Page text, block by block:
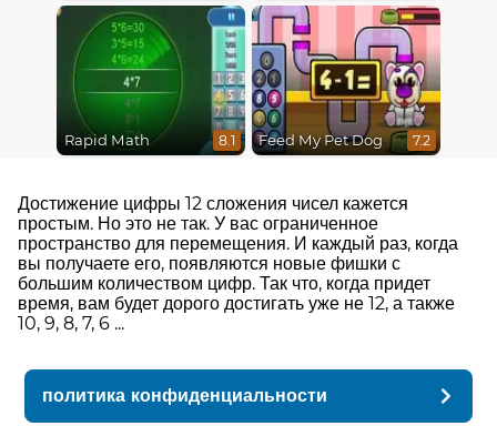
Rapid Math 8.1 Feed My Pet Dog 7.2
Достижение цифры 12 сложения чисел кажется
простым. Но это не так. У вас ограниченное
пространство для перемещения. И каждый раз, когда
вы получаете его, появляются новые фишки с
большим количеством цифр. Так что, когда придет
время, вам будет дорого достигать уже не 12, а также
10, 9, 8, 7, 6 ...
политика конфиденциальности